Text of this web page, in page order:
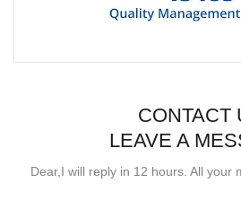
CONTACT
LEAVE A
Dear,I will reply in 12 hours. All your